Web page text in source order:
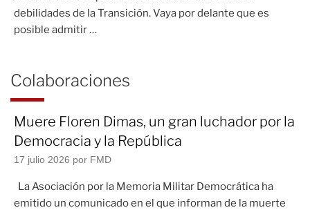
debilidades de la Transición. Vaya por delante que es
posible admitir …
Colaboraciones
Muere Floren Dimas, un gran luchador por la
Democracia y la República
17 julio 2026 por FMD
La Asociación por la Memoria Militar Democrática ha
emitido un comunicado en el que informan de la muerte